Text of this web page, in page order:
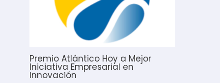
Premio Atlántico Hoy a Mejor
Iniciativa Empresarial en
Innovación